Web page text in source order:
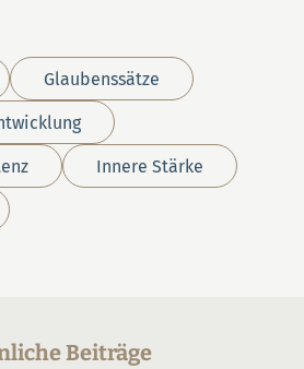
Glaubenssätze
Innere Stärke
Beiträge